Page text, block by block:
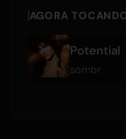
AGORA
Potential
sombr